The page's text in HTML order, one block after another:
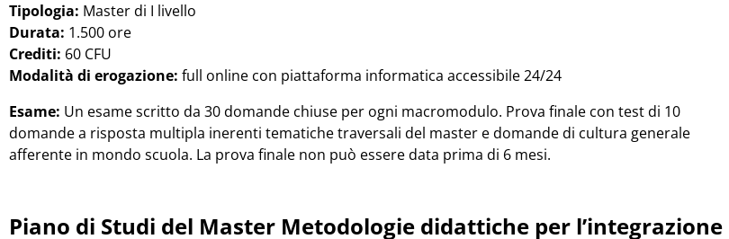
Tipologia: Master di I livello
Durata: 1.500 ore
Crediti: 60 CFU
Modalità di erogazione: full online con piattaforma informatica accessibile 24/24
Esame: Un esame scritto da 30 domande chiuse per ogni macromodulo. Prova finale con test di 10
domande a risposta multipla inerenti tematiche traversali del master e domande di cultura generale
afferente in mondo scuola. La prova finale non può essere data prima di 6 mesi.
Piano di Studi del Master Metodologie didattiche per l’integrazione